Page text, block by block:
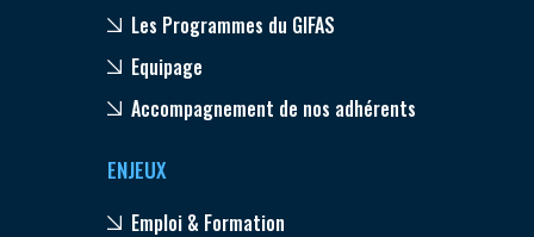
Les Programmes du GIFAS
Equipage
Accompagnement de nos adhérents
ENJEUX
Emploi & Formation